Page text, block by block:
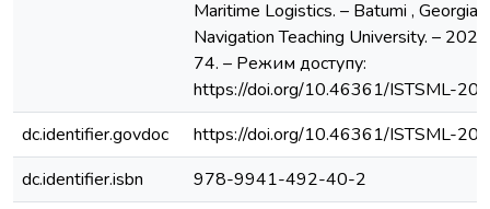
Maritime Logistics. – Batumi , Georgia
Navigation Teaching University. –
74. – Режим доступу:
https://doi.org/10.46361/ISTSML-
dc.identifier.govdoc
https://doi.org/10.46361/ISTSML-
dc.identifier.isbn
978-9941-492-40-2